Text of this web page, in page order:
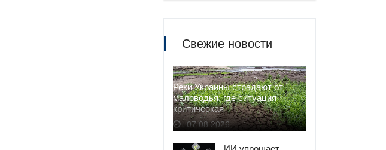
Свежие новости
Реки Украины страдают от
маловодья: где ситуация
критическая
07.08.2026